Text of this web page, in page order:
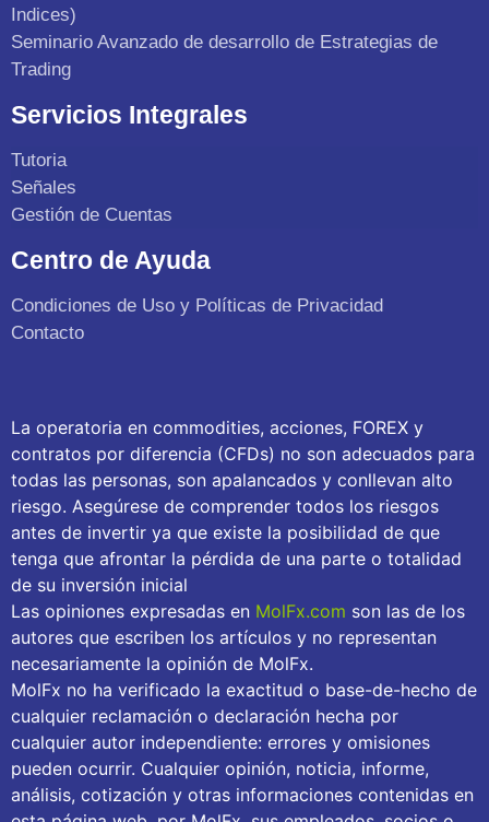
Indices)
Seminario Avanzado de desarrollo de Estrategias de
Trading
Servicios Integrales
Tutoria
Señales
Gestión de Cuentas
Centro de Ayuda
Condiciones de Uso y Políticas de Privacidad
Contacto
La operatoria en commodities, acciones, FOREX y
contratos por diferencia (CFDs) no son adecuados para
todas las personas, son apalancados y conllevan alto
riesgo. Asegúrese de comprender todos los riesgos
antes de invertir ya que existe la posibilidad de que
tenga que afrontar la pérdida de una parte o totalidad
de su inversión inicial
Las opiniones expresadas en MolFx.com son las de los
autores que escriben los artículos y no representan
necesariamente la opinión de MolFx.
MolFx no ha verificado la exactitud o base-de-hecho de
cualquier reclamación o declaración hecha por
cualquier autor independiente: errores y omisiones
pueden ocurrir. Cualquier opinión, noticia, informe,
análisis, cotización y otras informaciones contenidas en